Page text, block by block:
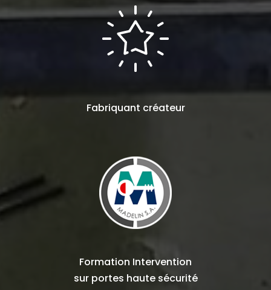
Fabriquant créateur
Formation Intervention
sur portes haute sécurité